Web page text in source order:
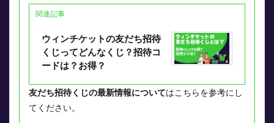
関連記事
ウィンチケットの友だち招待
くじってどんなくじ？招待コ
ードは？お得？
友だち招待くじの最新情報についてはこちらを参考にし
てください。